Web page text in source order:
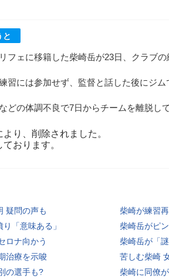
と
フェに移籍した柴崎岳が23日、クラブ
習には参加せず、監督と話した後にジム
どの体調不良で7日からチームを離脱し
り、削除されました。
おります。
疑問の声も
柴崎が練習
「意味ある」
柴崎岳がピ
ロナ向かう
柴崎岳が「
治療を示唆
苦しむ柴崎
の選手も?
柴崎に同僚